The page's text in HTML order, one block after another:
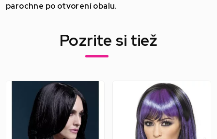
parochne po otvorení obalu.
Pozrite si tiež